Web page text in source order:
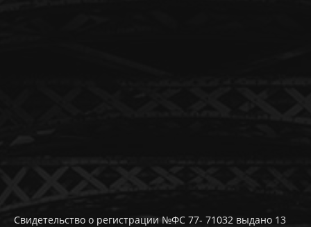
Свидетельство о регистрации №ФС 77- 71032 выдано 13